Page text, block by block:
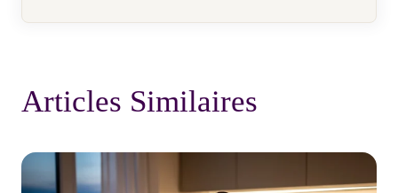
Articles Similaires